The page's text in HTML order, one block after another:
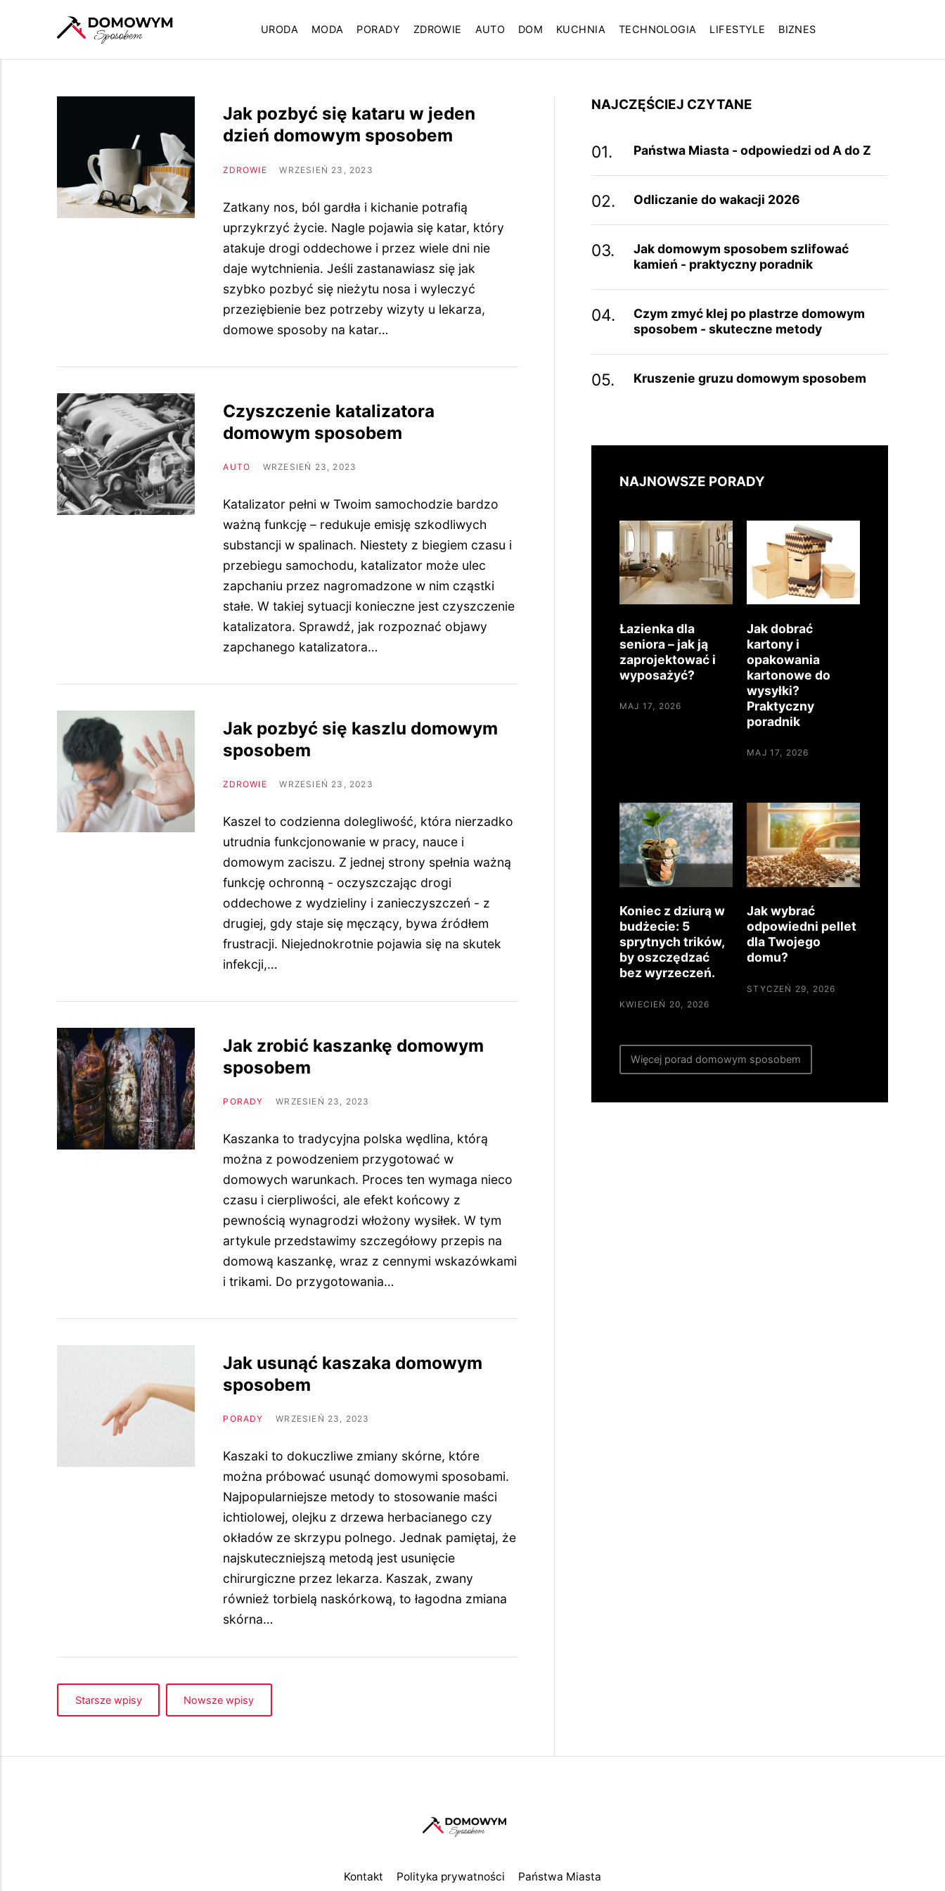
URODA MODA PORADY ZDROWIE AUTO DOM KUCHNIA TECHNOLOGIA LIFESTYLE BIZNES
Jak pozbyć się kataru w jeden
dzień domowym sposobem
ZDROWIE WRZESIEŃ 23, 2023
Zatkany nos, ból gardła i kichanie potrafią
uprzykrzyć życie. Nagle pojawia się katar, który
atakuje drogi oddechowe i przez wiele dni nie
daje wytchnienia. Jeśli zastanawiasz się jak
szybko pozbyć się nieżytu nosa i wyleczyć
przeziębienie bez potrzeby wizyty u lekarza,
domowe sposoby na katar…
Czyszczenie katalizatora
domowym sposobem
AUTO WRZESIEŃ 23, 2023
Katalizator pełni w Twoim samochodzie bardzo
ważną funkcję – redukuje emisję szkodliwych
substancji w spalinach. Niestety z biegiem czasu i
przebiegu samochodu, katalizator może ulec
zapchaniu przez nagromadzone w nim cząstki
stałe. W takiej sytuacji konieczne jest czyszczenie
katalizatora. Sprawdź, jak rozpoznać objawy
zapchanego katalizatora…
Jak pozbyć się kaszlu domowym
sposobem
ZDROWIE WRZESIEŃ 23, 2023
Kaszel to codzienna dolegliwość, która nierzadko
utrudnia funkcjonowanie w pracy, nauce i
domowym zaciszu. Z jednej strony spełnia ważną
funkcję ochronną - oczyszczając drogi
oddechowe z wydzieliny i zanieczyszczeń - z
drugiej, gdy staje się męczący, bywa źródłem
frustracji. Niejednokrotnie pojawia się na skutek
infekcji,…
Jak zrobić kaszankę domowym
sposobem
PORADY WRZESIEŃ 23, 2023
Kaszanka to tradycyjna polska wędlina, którą
można z powodzeniem przygotować w
domowych warunkach. Proces ten wymaga nieco
czasu i cierpliwości, ale efekt końcowy z
pewnością wynagrodzi włożony wysiłek. W tym
artykule przedstawimy szczegółowy przepis na
domową kaszankę, wraz z cennymi wskazówkami
i trikami. Do przygotowania…
Jak usunąć kaszaka domowym
sposobem
PORADY WRZESIEŃ 23, 2023
Kaszaki to dokuczliwe zmiany skórne, które
można próbować usunąć domowymi sposobami.
Najpopularniejsze metody to stosowanie maści
ichtiolowej, olejku z drzewa herbacianego czy
okładów ze skrzypu polnego. Jednak pamiętaj, że
najskuteczniejszą metodą jest usunięcie
chirurgiczne przez lekarza. Kaszak, zwany
również torbielą naskórkową, to łagodna zmiana
skórna…
Starsze wpisy Nowsze wpisy
NAJCZĘŚCIEJ CZYTANE
Państwa Miasta - odpowiedzi od A do Z
Odliczanie do wakacji 2026
Jak domowym sposobem szlifować
kamień - praktyczny poradnik
Czym zmyć klej po plastrze domowym
sposobem - skuteczne metody
Kruszenie gruzu domowym sposobem
NAJNOWSZE PORADY
Łazienka dla
seniora – jak ją
zaprojektować i
wyposażyć?
MAJ 17, 2026
Jak dobrać
kartony i
opakowania
kartonowe do
wysyłki?
Praktyczny
poradnik
MAJ 17, 2026
Koniec z dziurą w
budżecie: 5
sprytnych trików,
by oszczędzać
bez wyrzeczeń.
KWIECIEŃ 20, 2026
Jak wybrać
odpowiedni pellet
dla Twojego
domu?
STYCZEŃ 29, 2026
Więcej porad domowym sposobem
Kontakt Polityka prywatności Państwa Miasta